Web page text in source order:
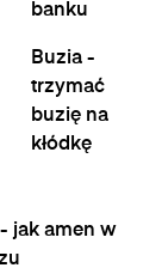
banku
Buzia -
trzymać
buzię na
kłódkę
jak amen w